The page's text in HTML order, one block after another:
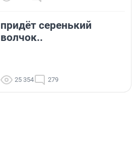
придёт серенький
волчок..
25 354 279